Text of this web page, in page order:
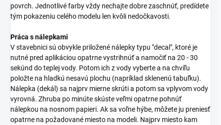
povrch. Jednotlivé farby vždy nechajte dobre zaschnúť, predídete
tým pokazeniu celého modelu len kvôli nedočkavosti.
Práca s nálepkami
V stavebnici sú obvykle priložené nálepky typu "decal", ktoré je
nutné pred aplikáciou opatrne vystrihnúť a namočiť na 20 - 30
sekúnd do teplej vody. Potom ich z vody vyberte a na chvíľu
položte na hladkú nesavú plochu (napríklad sklenenú tabuľku).
Nálepka (dekál) sa najprv mierne skrúti a potom sa vplyvom vody
vyrovná. Zhruba po minúte skúste veľmi opatrne pohnúť
nálepkou na nosnom papieri. Ak sa voľne hýbe, môžete ju preniesť
opatrne na požadované miesto na modeli. Najprv miesto kam